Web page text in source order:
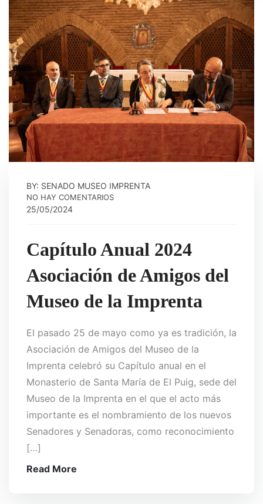
BY: SENADO MUSEO IMPRENTA
NO HAY COMENTARIOS
25/05/2024
Capítulo Anual 2024
Asociación de Amigos del
Museo de la Imprenta
El pasado 25 de mayo como ya es tradición, la
Asociación de Amigos del Museo de la
Imprenta celebró su Capítulo anual en el
Monasterio de Santa María de El Puig, sede del
Museo de la Imprenta en el que el acto más
importante es el nombramiento de los nuevos
Senadores y Senadoras, como reconocimiento
[…]
Read More